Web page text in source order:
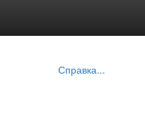
Справка...